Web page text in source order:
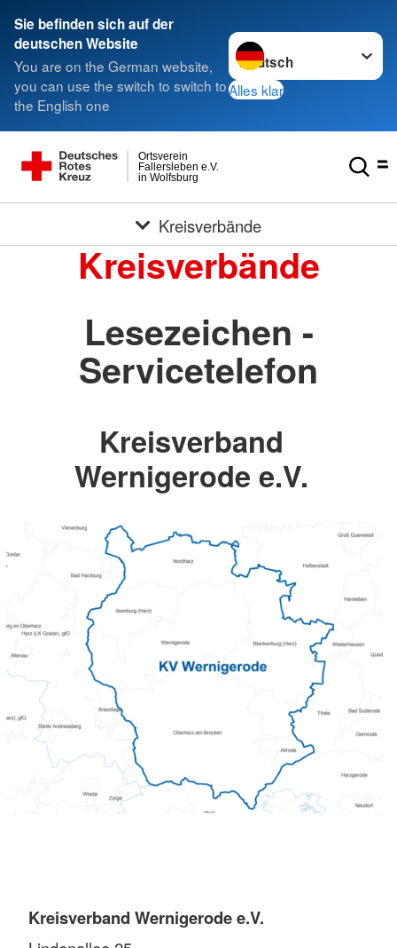
Sie befinden sich auf der
deutschen Website
You are on the German website,
you can use the switch to switch to
the English one
Sprache wechseln zu
Alles klar
in Wolfsburg
Fallersleben e.V.
Ortsverein
Kreisverbände
Kreisverbände
Lesezeichen -
Servicetelefon
Kreisverband
Wernigerode e.V.
Kreisverband Wernigerode e.V.